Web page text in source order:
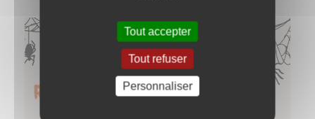
Tout accepter
Tout refuser
Personnaliser